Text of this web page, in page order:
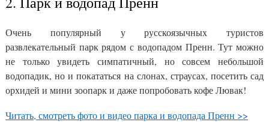
Очень популярный у русскоязычных туристов
развлекательный парк рядом с водопадом Пренн. Тут можно
не только увидеть симпатичный, но совсем небольшой
водопадик, но и покататься на слонах, страусах, посетить сад
орхидей и мини зоопарк и даже попробовать кофе Лювак!
Читать, смотреть фото и видео парка и водопада Пренн >>